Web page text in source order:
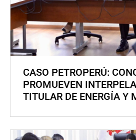
CASO PETROPERÚ:
PROMUEVEN
TITULAR DE ENERGÍA Y